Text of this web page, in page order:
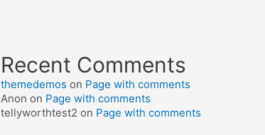
Recent Comments
themedemos on Page with comments
Anon on Page with comments
tellyworthtest2 on Page with comments